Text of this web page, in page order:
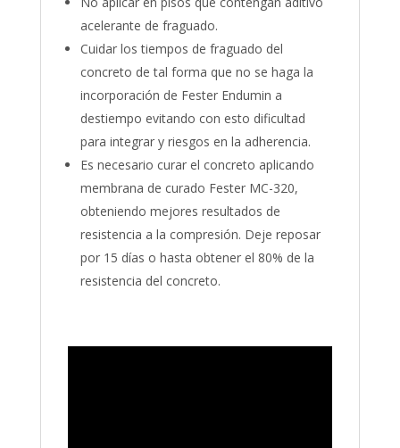
acelerante de fraguado.
Cuidar los tiempos de fraguado del
concreto de tal forma que no se haga la
incorporación de Fester Endumin a
destiempo evitando con esto dificultad
para integrar y riesgos en la adherencia.
Es necesario curar el concreto aplicando
membrana de curado Fester MC-320,
obteniendo mejores resultados de
resistencia a la compresión. Deje reposar
por 15 días o hasta obtener el 80% de la
resistencia del concreto.